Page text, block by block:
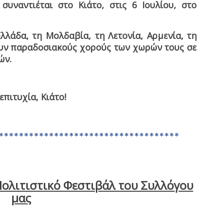
στο Κιάτο, στις 6 Ιουλίου, στο
τη Μολδαβία, τη Λετονία, Αρμενία, τη
παραδοσιακούς χορούς των χωρών τους σε
Κιάτο!
Φεστιβάλ του Συλλόγου
μας